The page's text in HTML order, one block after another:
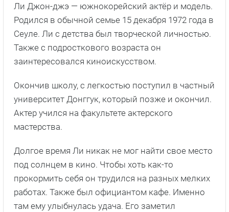
Ли Джон-джэ — южнокорейский актёр и модель.
Родился в обычной семье 15 декабря 1972 года в
Сеуле. Ли с детства был творческой личностью.
Также с подросткового возраста он
заинтересовался киноискусством.
Окончив школу, с легкостью поступил в частный
университет Донггук, который позже и окончил.
Актер учился на факультете актерского
мастерства.
Долгое время Ли никак не мог найти свое место
под солнцем в кино. Чтобы хоть как-то
прокормить себя он трудился на разных мелких
работах. Также был официантом кафе. Именно
там ему улыбнулась удача. Его заметил